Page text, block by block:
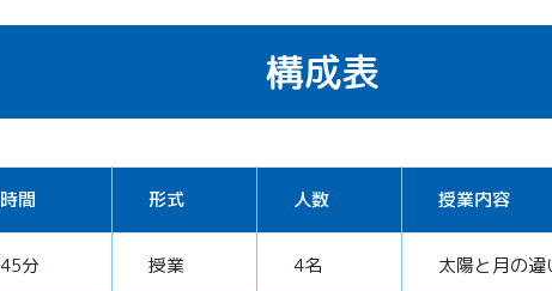
構成表
時間 形式 人数 授業内容
45分 授業 4名 太陽と月の違